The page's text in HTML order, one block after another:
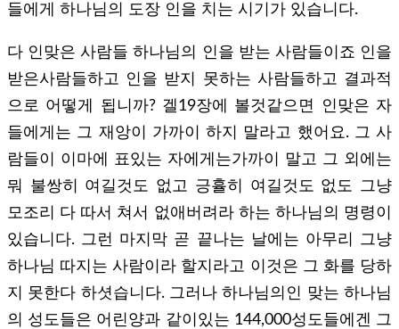
들에게 하나님의 도장 인을 치는 시기가 있습니다.
다 인맞은 사람들 하나님의 인을 받는 사람들이죠 인을
받은사람들하고 인을 받지 못하는 사람들하고 결과적
으로 어떻게 됩니까? 겔19장에 볼것같으면 인맞은 자
들에게는 그 재앙이 가까이 하지 말라고 했어요. 그 사
람들이 이마에 표있는 자에게는가까이 말고 그 외에는
뭐 불쌍히 여길것도 없고 긍휼히 여길것도 없도 그냥
모조리 다 따서 쳐서 없애버려라 하는 하나님의 명령이
있습니다. 그런 마지막 곧 끝나는 날에는 아무리 그냥
하나님 따지는 사람이라 할지라고 이것은 그 화를 당하
지 못한다 하셧습니다. 그러나 하나님의인 맞는 하나님
의 성도들은 어린양과 같이있는 144,000성도들에겐 그